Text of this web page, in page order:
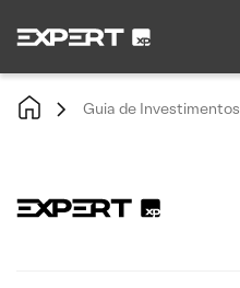
Guia de Investimentos